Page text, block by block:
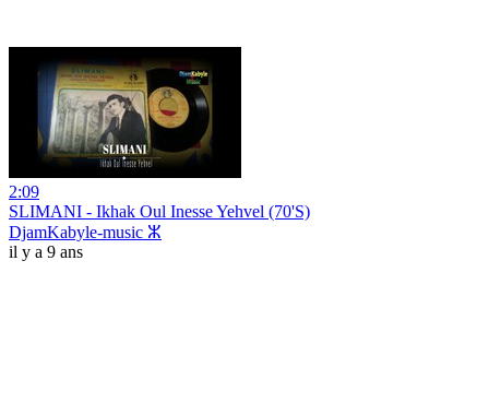
2:09
SLIMANI - Ikhak Oul Inesse Yehvel (70'S)
DjamKabyle-music ⵣ
il y a 9 ans